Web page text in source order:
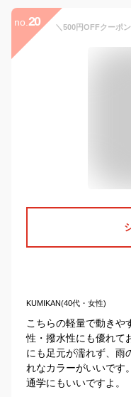
no. 20
KUMIKAN(40代・女性)
こちらの軽量で動きや
性・撥水性にも優れて
にも足元が濡れず、雨
れなカラーがいいです
通学にもいいですよ。